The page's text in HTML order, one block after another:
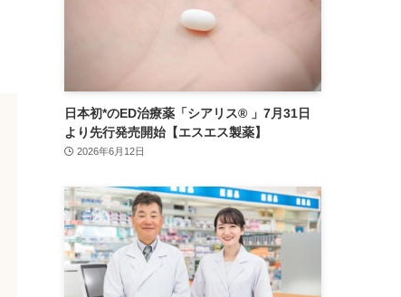
日本初*のED治療薬「シアリス® 」7月31日
より先行発売開始【エスエス製薬】
2026年6月12日